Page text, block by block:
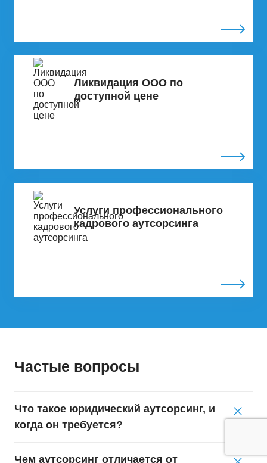
Ликвидация ООО по
доступной цене
Услуги профессионального
кадрового аутсорсинга
Частые вопросы
Что такое юридический аутсорсинг, и
когда он требуется?
Чем аутсорсинг отличается от